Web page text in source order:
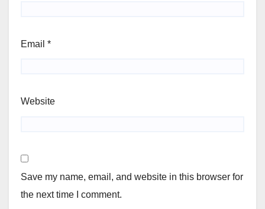
Email *
Website
Save my name, email, and website in this browser for
the next time I comment.